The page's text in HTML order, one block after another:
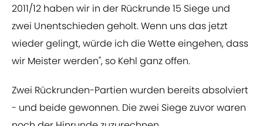
2011/12 haben wir in der Rückrunde 15 Siege und
zwei Unentschieden geholt. Wenn uns das jetzt
wieder gelingt, würde ich die Wette eingehen, dass
wir Meister werden", so Kehl ganz offen.
Zwei Rückrunden-Partien wurden bereits absolviert
- und beide gewonnen. Die zwei Siege zuvor waren